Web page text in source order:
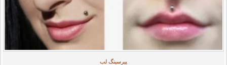
پیرسینگ لب